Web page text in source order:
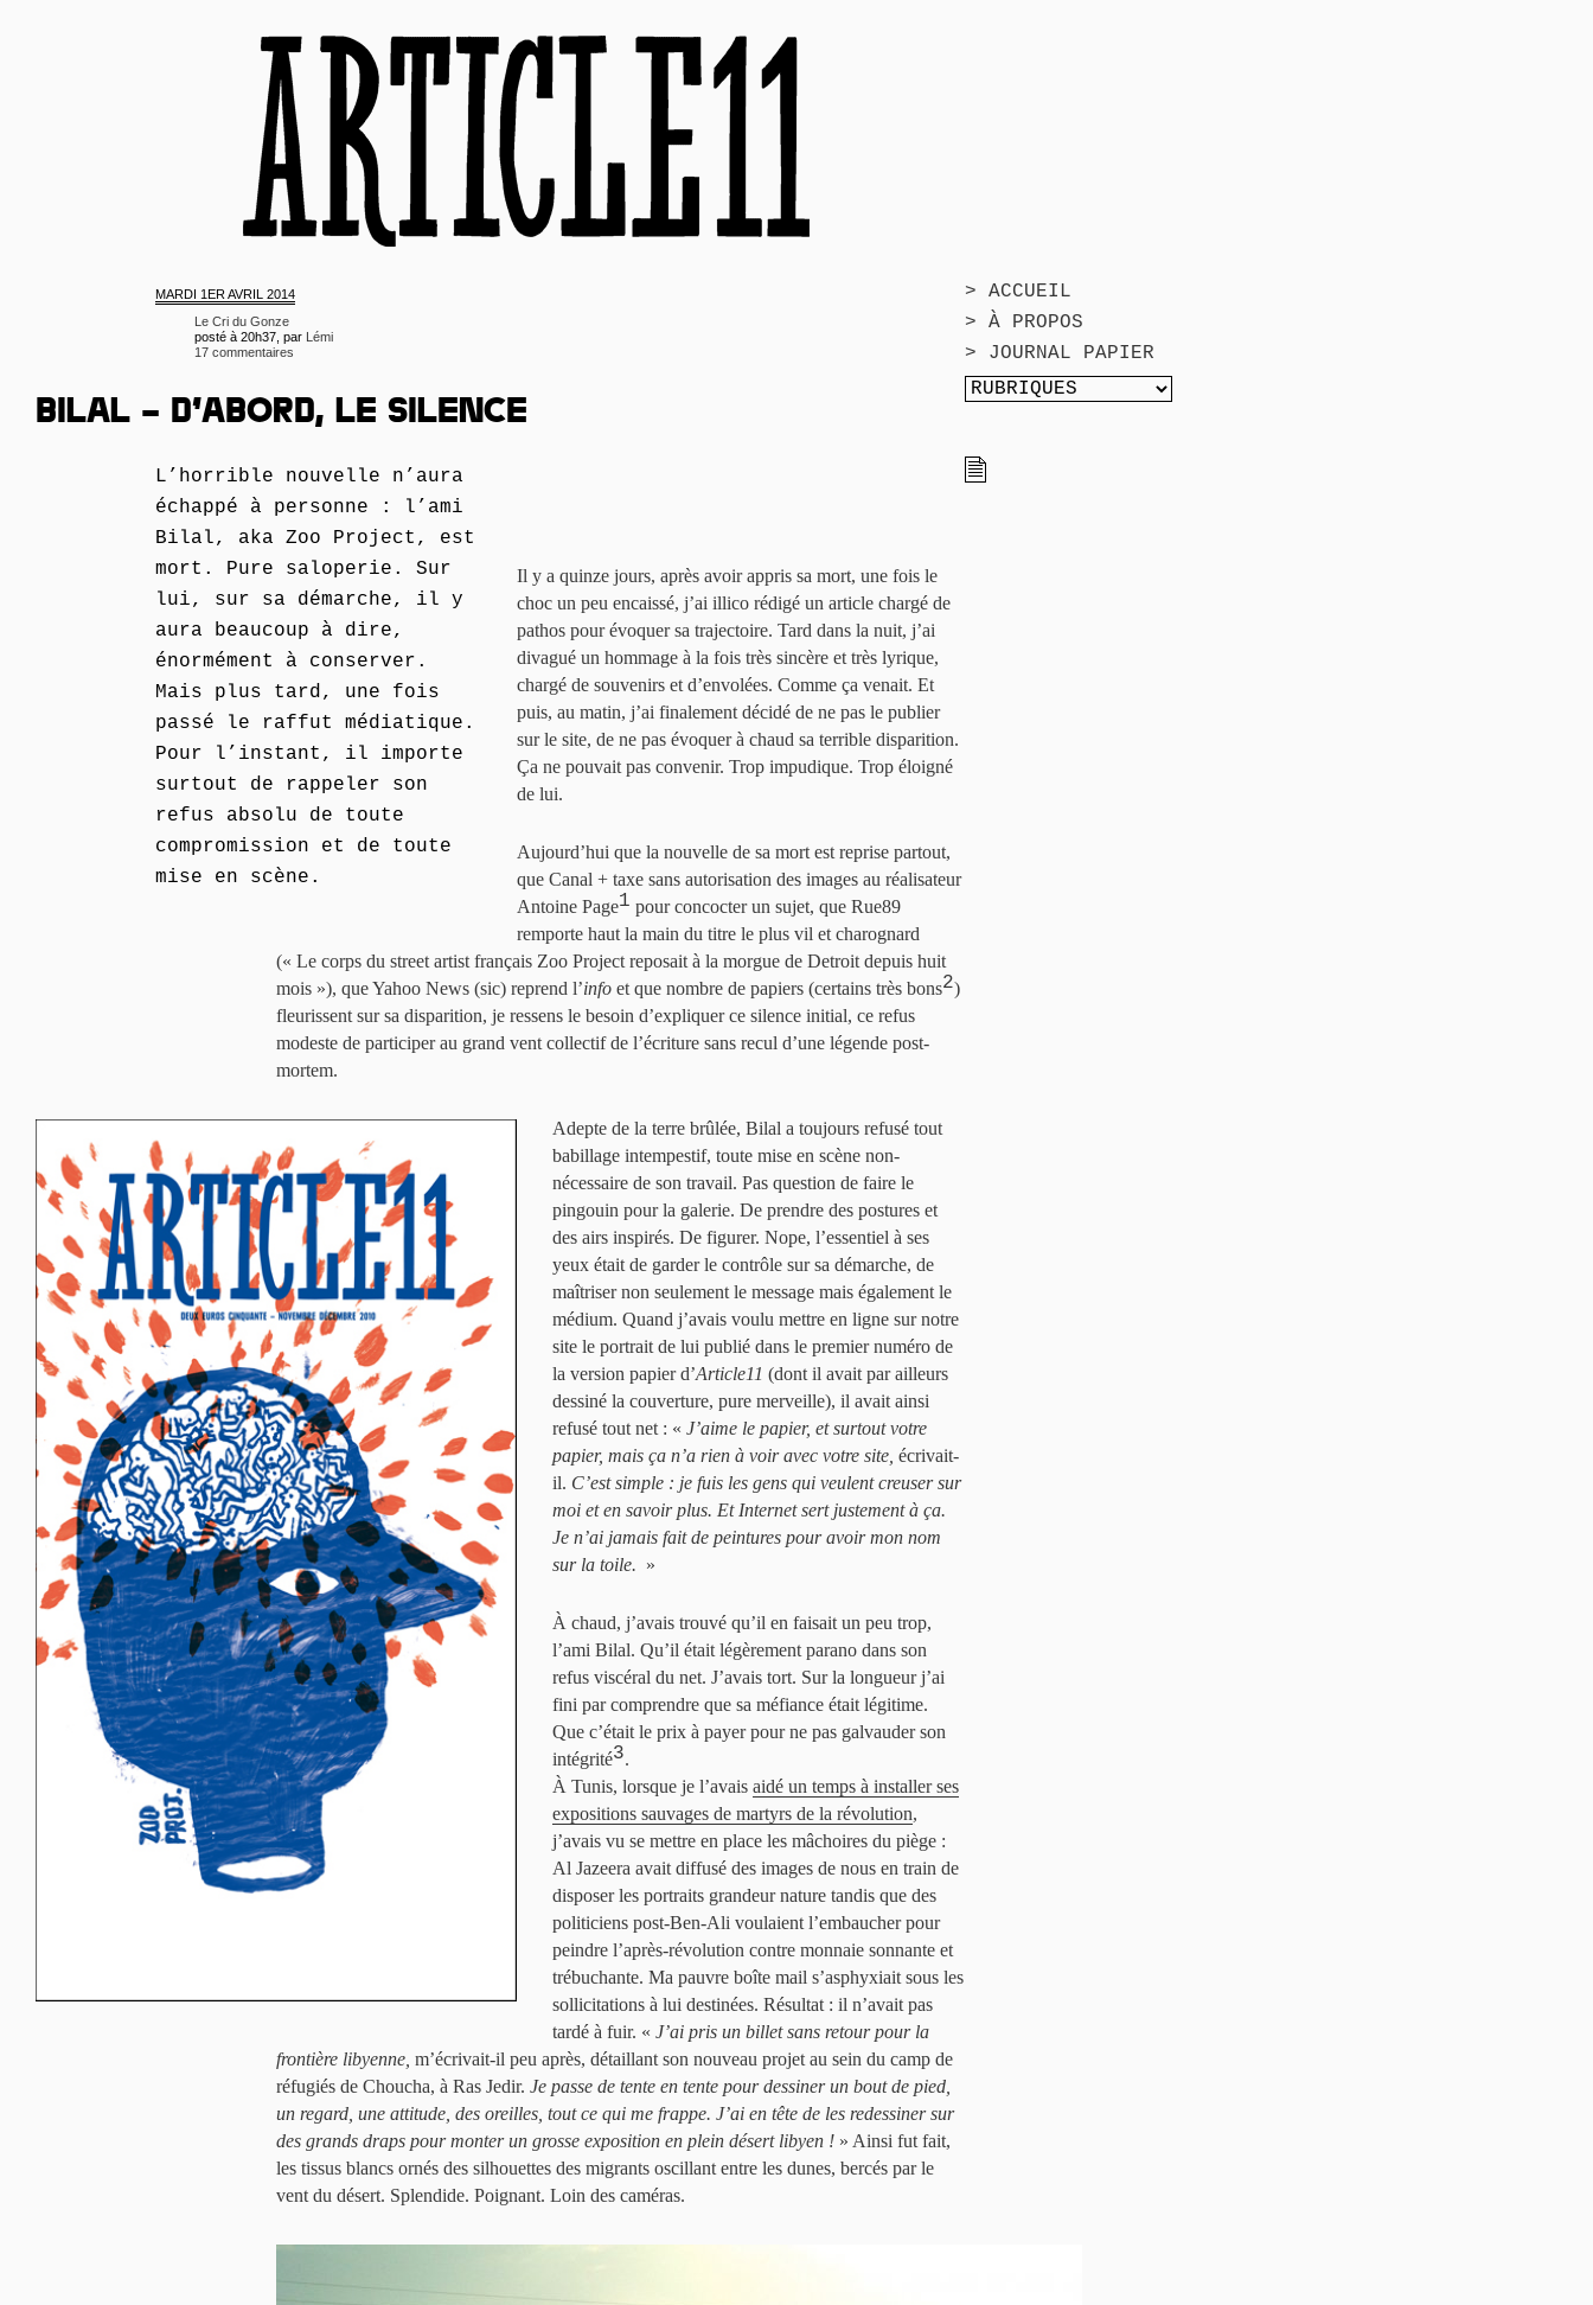
> ACCUEIL
> À PROPOS
> JOURNAL PAPIER
MARDI 1ER AVRIL 2014
Le Cri du Gonze
posté à 20h37, par Lémi
17 commentaires
BILAL – D’ABORD, LE SILENCE
L’horrible nouvelle n’aura
échappé à personne : l’ami
Bilal, aka Zoo Project, est
mort. Pure saloperie. Sur
lui, sur sa démarche, il y
aura beaucoup à dire,
énormément à conserver.
Mais plus tard, une fois
passé le raffut médiatique.
Pour l’instant, il importe
surtout de rappeler son
refus absolu de toute
compromission et de toute
mise en scène.
Il y a quinze jours, après avoir appris sa mort, une fois le
choc un peu encaissé, j’ai illico rédigé un article chargé de
pathos pour évoquer sa trajectoire. Tard dans la nuit, j’ai
divagué un hommage à la fois très sincère et très lyrique,
chargé de souvenirs et d’envolées. Comme ça venait. Et
puis, au matin, j’ai finalement décidé de ne pas le publier
sur le site, de ne pas évoquer à chaud sa terrible disparition.
Ça ne pouvait pas convenir. Trop impudique. Trop éloigné
de lui.
Aujourd’hui que la nouvelle de sa mort est reprise partout,
que Canal + taxe sans autorisation des images au réalisateur
Antoine Page1 pour concocter un sujet, que Rue89
remporte haut la main du titre le plus vil et charognard
(« Le corps du street artist français Zoo Project reposait à la morgue de Detroit depuis huit
mois »), que Yahoo News (sic) reprend l’info et que nombre de papiers (certains très bons2)
fleurissent sur sa disparition, je ressens le besoin d’expliquer ce silence initial, ce refus
modeste de participer au grand vent collectif de l’écriture sans recul d’une légende post-
mortem.
Adepte de la terre brûlée, Bilal a toujours refusé tout
babillage intempestif, toute mise en scène non-
nécessaire de son travail. Pas question de faire le
pingouin pour la galerie. De prendre des postures et
des airs inspirés. De figurer. Nope, l’essentiel à ses
yeux était de garder le contrôle sur sa démarche, de
maîtriser non seulement le message mais également le
médium. Quand j’avais voulu mettre en ligne sur notre
site le portrait de lui publié dans le premier numéro de
la version papier d’Article11 (dont il avait par ailleurs
dessiné la couverture, pure merveille), il avait ainsi
refusé tout net : « J’aime le papier, et surtout votre
papier, mais ça n’a rien à voir avec votre site, écrivait-
il. C’est simple : je fuis les gens qui veulent creuser sur
moi et en savoir plus. Et Internet sert justement à ça.
Je n’ai jamais fait de peintures pour avoir mon nom
sur la toile. »
À chaud, j’avais trouvé qu’il en faisait un peu trop,
l’ami Bilal. Qu’il était légèrement parano dans son
refus viscéral du net. J’avais tort. Sur la longueur j’ai
fini par comprendre que sa méfiance était légitime.
Que c’était le prix à payer pour ne pas galvauder son
intégrité3.
À Tunis, lorsque je l’avais aidé un temps à installer ses
expositions sauvages de martyrs de la révolution,
j’avais vu se mettre en place les mâchoires du piège :
Al Jazeera avait diffusé des images de nous en train de
disposer les portraits grandeur nature tandis que des
politiciens post-Ben-Ali voulaient l’embaucher pour
peindre l’après-révolution contre monnaie sonnante et
trébuchante. Ma pauvre boîte mail s’asphyxiait sous les
sollicitations à lui destinées. Résultat : il n’avait pas
tardé à fuir. « J’ai pris un billet sans retour pour la
frontière libyenne, m’écrivait-il peu après, détaillant son nouveau projet au sein du camp de
réfugiés de Choucha, à Ras Jedir. Je passe de tente en tente pour dessiner un bout de pied,
un regard, une attitude, des oreilles, tout ce qui me frappe. J’ai en tête de les redessiner sur
des grands draps pour monter un grosse exposition en plein désert libyen ! » Ainsi fut fait,
les tissus blancs ornés des silhouettes des migrants oscillant entre les dunes, bercés par le
vent du désert. Splendide. Poignant. Loin des caméras.